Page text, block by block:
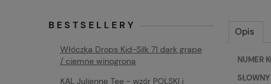
BESTSELLERY
Włóczka Drops Kid-Silk 71 dark grape
/ ciemne winogrona
KAL Julienne Tee - wzór POLSKI i
Opis
NUMER